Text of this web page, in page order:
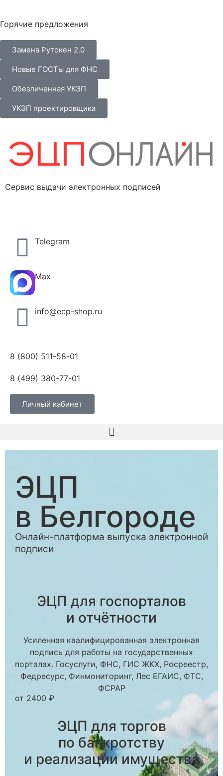
Горячие предложения
Замена Рутокен 2.0
Новые ГОСТы для ФНС
Обезличенная УКЭП
УКЭП проектировщика
Сервис выдачи электронных подписей
Telegram
Max
info@ecp-shop.ru
8 (800) 511-58-01
8 (499) 380-77-01
Личный кабинет
ЭЦП
в Белгороде
Онлайн-платформа выпуска электронной
подписи
ЭЦП для госпорталов
и отчётности
Усиленная квалифицированная электронная
подпись для работы на государственных
порталах. Госуслуги, ФНС, ГИС ЖКХ, Росреестр,
Федресурс, Финмониторинг, Лес ЕГАИС, ФТС,
ФСРАР
от 2400 ₽
ЭЦП для торгов
по банкротству
и реализации имущества